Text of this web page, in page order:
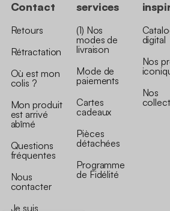
Contact
Retours
Rétractation
Où est mon
colis ?
Mon produit
est arrivé
abîmé
Questions
fréquentes
Nous
contacter
Je suis
services
(1) Nos
modes de
livraison
Mode de
paiements
Cartes
cadeaux
Pièces
détachées
Programme
de Fidélité
digital
Nos
Nos